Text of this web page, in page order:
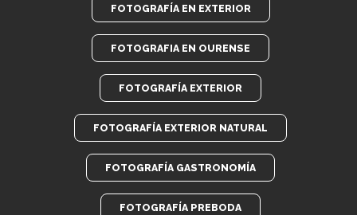
FOTOGRAFÍA EN EXTERIOR
FOTOGRAFIA EN OURENSE
FOTOGRAFÍA EXTERIOR
FOTOGRAFÍA EXTERIOR NATURAL
FOTOGRAFÍA GASTRONOMÍA
FOTOGRAFÍA PREBODA